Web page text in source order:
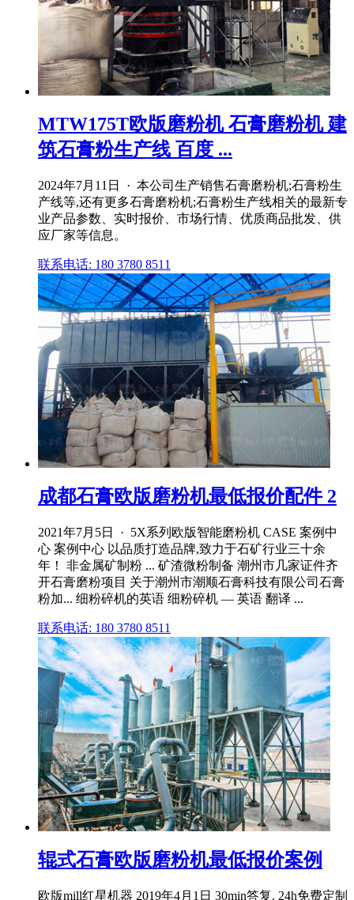
MTW175T欧版磨粉机 石膏磨粉机 建
筑石膏粉生产线 百度 ...
2024年7月11日 · 本公司生产销售石膏磨粉机;石膏粉生
产线等,还有更多石膏磨粉机;石膏粉生产线相关的最新专
业产品参数、实时报价、市场行情、优质商品批发、供
应厂家等信息。
联系电话: 180 3780 8511
成都石膏欧版磨粉机最低报价配件 2
2021年7月5日 · 5X系列欧版智能磨粉机 CASE 案例中
心 案例中心 以品质打造品牌,致力于石矿行业三十余
年！ 非金属矿制粉 ... 矿渣微粉制备 潮州市几家证件齐
开石膏磨粉项目 关于潮州市潮顺石膏科技有限公司石膏
粉加... 细粉碎机的英语 细粉碎机 — 英语 翻译 ...
联系电话: 180 3780 8511
辊式石膏欧版磨粉机最低报价案例
欧版mill红星机器 2019年4月1日 30min答复. 24h免费定制